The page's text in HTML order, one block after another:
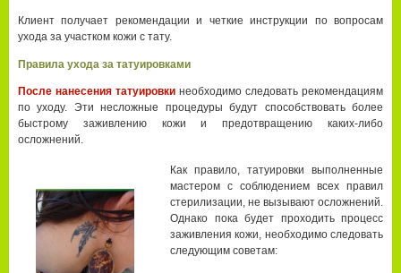
Клиент получает рекомендации и четкие инструкции по вопросам
ухода за участком кожи с тату.
Правила ухода за татуировками
После нанесения татуировки необходимо следовать рекомендациям
по уходу. Эти несложные процедуры будут способствовать более
быстрому заживлению кожи и предотвращению каких-либо
осложнений.
Как правило, татуировки выполненные
мастером с соблюдением всех правил
стерилизации, не вызывают осложнений.
Однако пока будет проходить процесс
заживления кожи, необходимо следовать
следующим советам: